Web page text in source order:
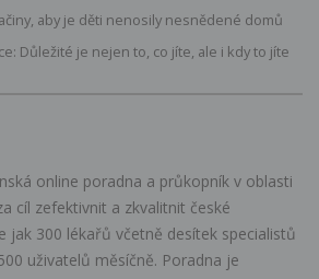
aby je děti nenosily nesnědené domů
Důležité je nejen to, co jíte, ale i kdy to jíte
online poradna a průkopník v oblasti
cíl zefektivnit a zkvalitnit české
jak 300 lékařů včetně desítek specialistů
uživatelů měsíčně. Poradna je